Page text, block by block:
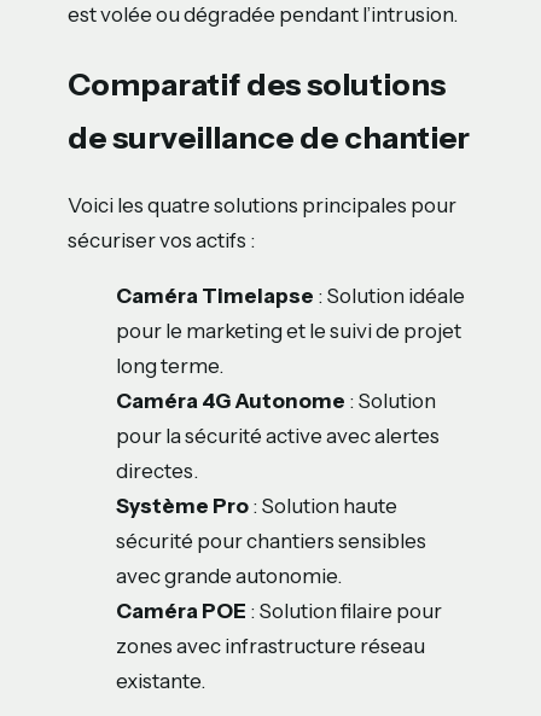
est volée ou dégradée pendant l’intrusion.
Comparatif des solutions
de surveillance de chantier
Voici les quatre solutions principales pour
sécuriser vos actifs :
Caméra Timelapse : Solution idéale
pour le marketing et le suivi de projet
long terme.
Caméra 4G Autonome : Solution
pour la sécurité active avec alertes
directes.
Système Pro : Solution haute
sécurité pour chantiers sensibles
avec grande autonomie.
Caméra POE : Solution filaire pour
zones avec infrastructure réseau
existante.